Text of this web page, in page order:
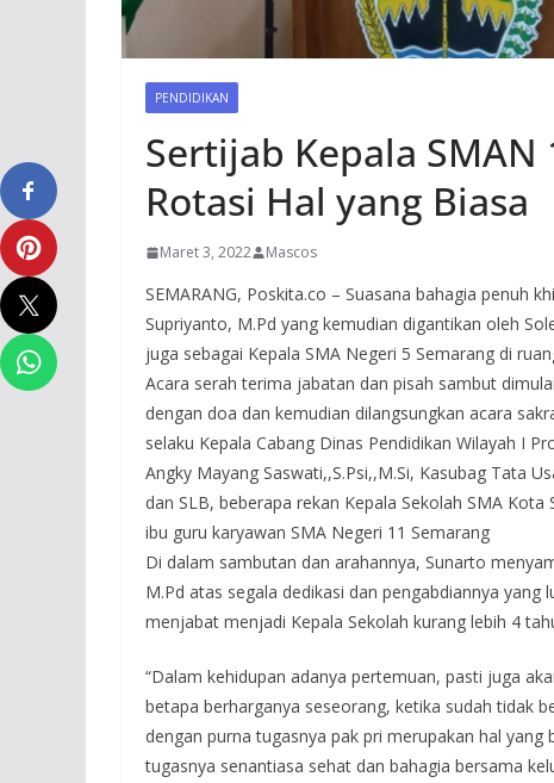
PENDIDIKAN
Sertijab Kepala
Rotasi Hal yang Biasa
Maret 3, 2022 Mascos
SEMARANG, Poskita.co – Suasana bahagia penuh
Supriyanto, M.Pd yang kemudian digantikan oleh
juga sebagai Kepala SMA Negeri 5 Semarang di
Acara serah terima jabatan dan pisah sambut
dengan doa dan kemudian dilangsungkan acara
selaku Kepala Cabang Dinas Pendidikan Wilayah I
Angky Mayang Saswati,,S.Psi,,M.Si, Kasubag Tata
dan SLB, beberapa rekan Kepala Sekolah SMA
ibu guru karyawan SMA Negeri 11 Semarang
Di dalam sambutan dan arahannya, Sunarto
M.Pd atas segala dedikasi dan pengabdiannya
menjabat menjadi Kepala Sekolah kurang lebih 4
“Dalam kehidupan adanya pertemuan, pasti juga
betapa berharganya seseorang, ketika sudah tidak
dengan purna tugasnya pak pri merupakan hal
tugasnya senantiasa sehat dan bahagia bersama